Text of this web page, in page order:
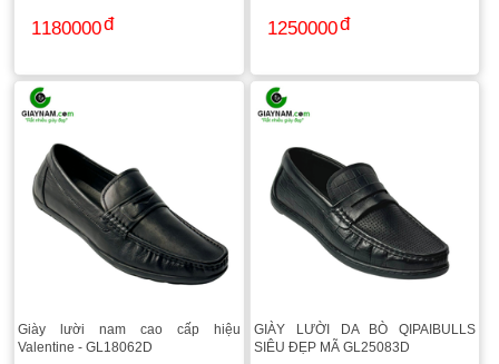
1180000 1250000
Giày lười nam cao cấp hiệu
Valentine - GL18062D
GIÀY LƯỜI DA BÒ QIPAIBULLS
SIÊU ĐẸP MÃ GL25083D